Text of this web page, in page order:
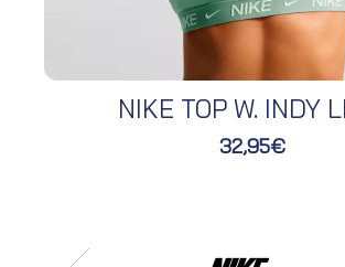
NIKE TOP W. INDY
32,95€